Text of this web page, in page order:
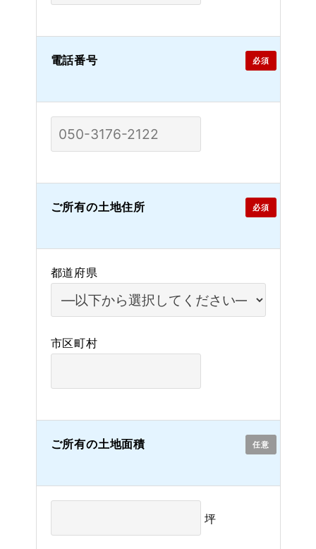
必須
電話番号
必須
ご所有の土地住所
都道府県
市区町村
任意
ご所有の土地面積
坪